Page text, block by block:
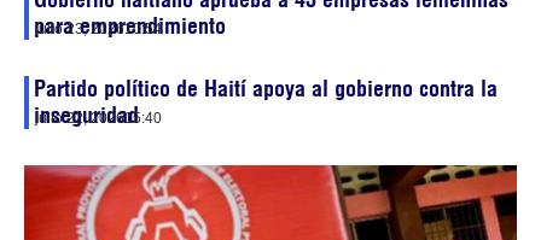
para emprendimiento
julio 23, 202610:54
Partido político de Haití apoya al gobierno contra la
inseguridad
julio 22, 202615:40